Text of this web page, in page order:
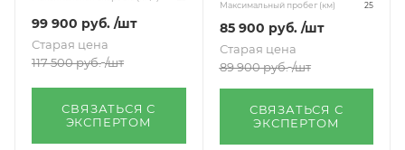
99 900 руб. /шт
Старая цена
117 500руб. /шт
СВЯЗАТЬСЯ С
ЭКСПЕРТОМ
Максимальный пробег (км) 25
85 900 руб. /шт
Старая цена
89 900руб. /шт
СВЯЗАТЬСЯ С
ЭКСПЕРТОМ